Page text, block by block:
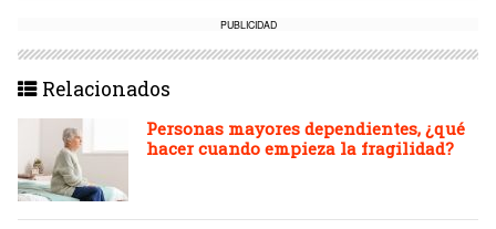
PUBLICIDAD
Relacionados
Personas mayores dependientes, ¿qué
hacer cuando empieza la fragilidad?